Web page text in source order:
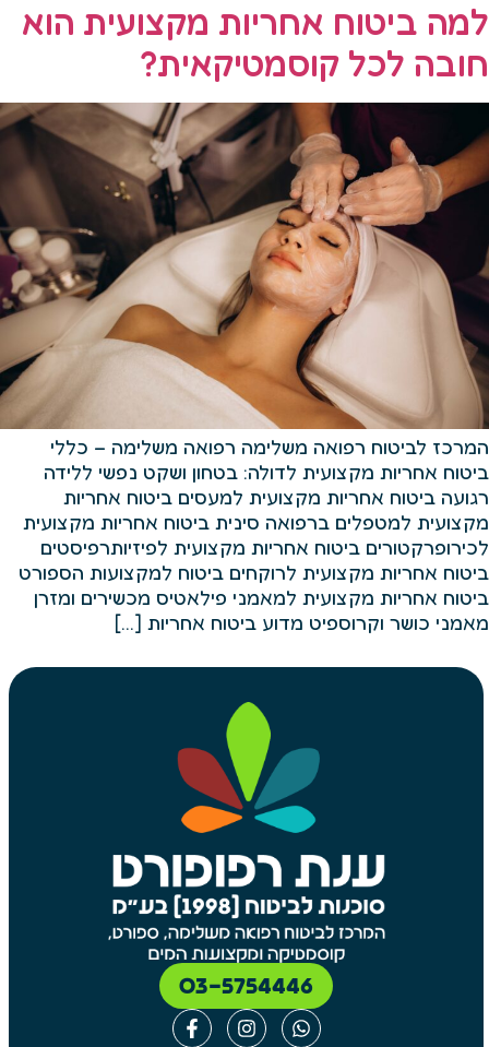
למה ביטוח אחריות מקצועית הוא
חובה לכל קוסמטיקאית?
המרכז לביטוח רפואה משלימה רפואה משלימה – כללי
ביטוח אחריות מקצועית לדולה: בטחון ושקט נפשי ללידה
רגועה ביטוח אחריות מקצועית למעסים ביטוח אחריות
מקצועית למטפלים ברפואה סינית ביטוח אחריות מקצועית
לכירופרקטורים ביטוח אחריות מקצועית לפיזיותרפיסטים
ביטוח אחריות מקצועית לרוקחים ביטוח למקצועות הספורט
ביטוח אחריות מקצועית למאמני פילאטיס מכשירים ומזרן
מאמני כושר וקרוספיט מדוע ביטוח אחריות […]
03-5754446